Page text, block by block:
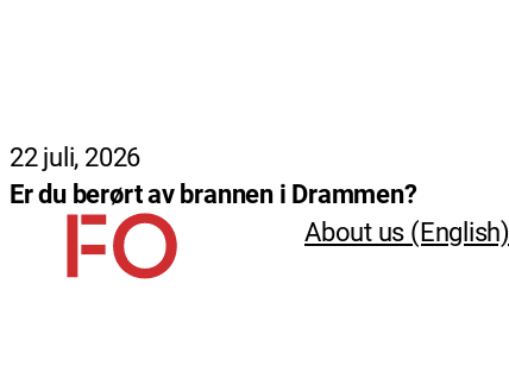
22 juli, 2026
Er du berørt av brannen i Drammen?
About us (English)